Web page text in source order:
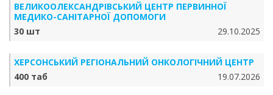
ВЕЛИКООЛЕКСАНДРІВСЬКИЙ ЦЕНТР ПЕРВИННОЇ
МЕДИКО-САНІТАРНОЇ ДОПОМОГИ
30 шт
29.10.2025
ХЕРСОНСЬКИЙ РЕГІОНАЛЬНИЙ ОНКОЛОГІЧНИЙ ЦЕНТР
400 таб
19.07.2026